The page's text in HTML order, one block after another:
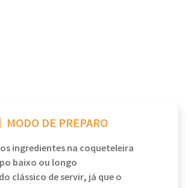
MODO DE PREPARO
ingredientes na coqueteleira
baixo ou longo
clássico de servir, já que o